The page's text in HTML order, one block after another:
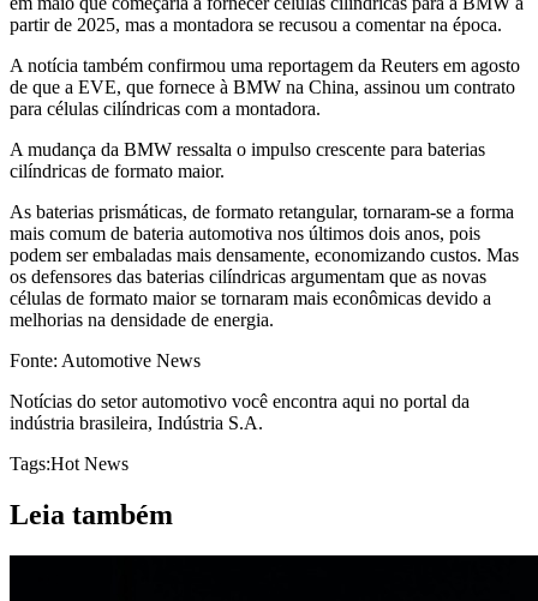
partir de 2025, mas a montadora se recusou a comentar na época.
A notícia também confirmou uma reportagem da Reuters em agosto
de que a EVE, que fornece à BMW na China, assinou um contrato
para células cilíndricas com a montadora.
A mudança da BMW ressalta o impulso crescente para baterias
cilíndricas de formato maior.
As baterias prismáticas, de formato retangular, tornaram-se a forma
mais comum de bateria automotiva nos últimos dois anos, pois
podem ser embaladas mais densamente, economizando custos. Mas
os defensores das baterias cilíndricas argumentam que as novas
células de formato maior se tornaram mais econômicas devido a
melhorias na densidade de energia.
Fonte: Automotive News
Notícias do setor automotivo você encontra aqui no portal da
indústria brasileira, Indústria S.A.
Tags:Hot News
Leia também